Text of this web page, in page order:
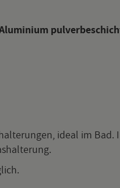
ideal im Bad.